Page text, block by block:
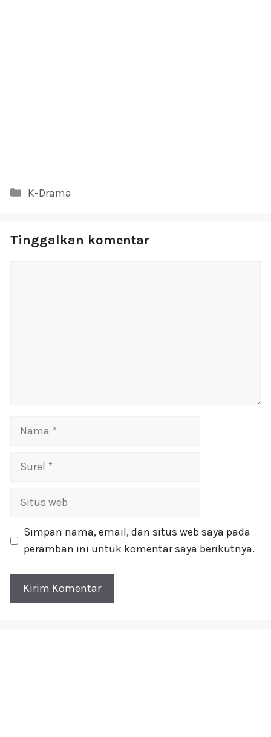
Kategori
K-Drama
Tinggalkan komentar
Nama
Surel
Situs
Simpan nama, email, dan situs web saya pada
peramban ini untuk komentar saya berikutnya.